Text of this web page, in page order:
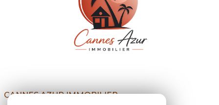
CANNES AZUR IMMOBILIER